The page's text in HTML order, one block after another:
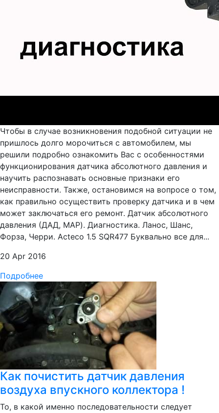
Чтобы в случае возникновения подобной ситуации не
пришлось долго морочиться с автомобилем, мы
решили подробно ознакомить Вас с особенностями
функционирования датчика абсолютного давления и
научить распознавать основные признаки его
неисправности. Также, остановимся на вопросе о том,
как правильно осуществить проверку датчика и в чем
может заключаться его ремонт. Датчик абсолютного
давления (ДАД, MAP). Диагностика. Ланос, Шанс,
Форза, Черри. Acteco 1.5 SQR477 Буквально все для...
20 Apr 2016
Подробнее
Как почистить датчик давления
воздуха впускного коллектора !
То, в какой именно последовательности следует